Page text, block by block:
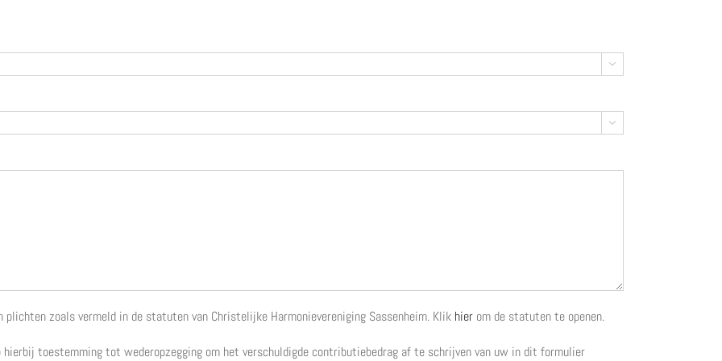


zoals vermeld in de statuten van Christelijke Harmonievereniging Sassenheim. Klik hier om de statuten te openen.
hierbij toestemming tot wederopzegging om het verschuldigde contributiebedrag af te schrijven van uw in dit formulier